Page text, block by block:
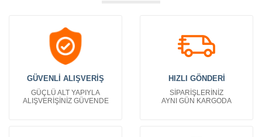
GÜVENLİ ALIŞVERİŞ
GÜÇLÜ ALT YAPIYLA
ALIŞVERİŞİNİZ GÜVENDE
HIZLI GÖNDERİ
SİPARİŞLERİNİZ
AYNI GÜN KARGODA